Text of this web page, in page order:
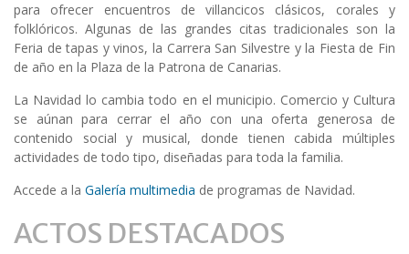
para ofrecer encuentros de villancicos clásicos, corales y
folklóricos. Algunas de las grandes citas tradicionales son la
Feria de tapas y vinos, la Carrera San Silvestre y la Fiesta de Fin
de año en la Plaza de la Patrona de Canarias.
La Navidad lo cambia todo en el municipio. Comercio y Cultura
se aúnan para cerrar el año con una oferta generosa de
contenido social y musical, donde tienen cabida múltiples
actividades de todo tipo, diseñadas para toda la familia.
Accede a la Galería multimedia de programas de Navidad.
ACTOS DESTACADOS